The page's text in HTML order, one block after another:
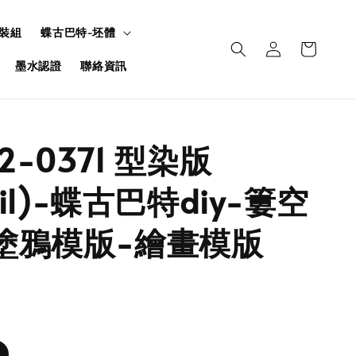
組
蝶古巴特-坯體
墨水認證 聯絡資訊
0371 型染版
蝶古巴特diy-簍空
鴉模版-繪畫模版